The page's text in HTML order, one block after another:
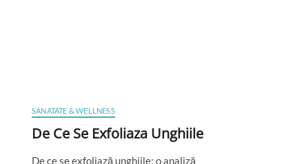
SANATATE & WELLNESS
De Ce Se Exfoliaza Unghiile
De ce se exfoliază unghiile: o analiză